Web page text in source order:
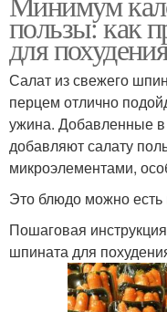
пользы: как
для
Салат из свежего
перцем отлично
ужина. Добавленные
добавляют салату
микроэлементами,
Это блюдо можно есть
Пошаговая
шпината для